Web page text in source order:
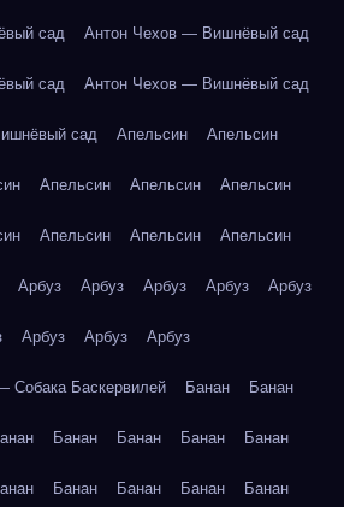
сад Антон Чехов — Вишнёвый сад
сад Антон Чехов — Вишнёвый сад
сад Апельсин Апельсин
Апельсин Апельсин Апельсин
Апельсин Апельсин Апельсин
Арбуз Арбуз Арбуз Арбуз Арбуз
Арбуз Арбуз Арбуз
Собака Баскервилей Банан Банан
Банан Банан Банан Банан
Банан Банан Банан Банан